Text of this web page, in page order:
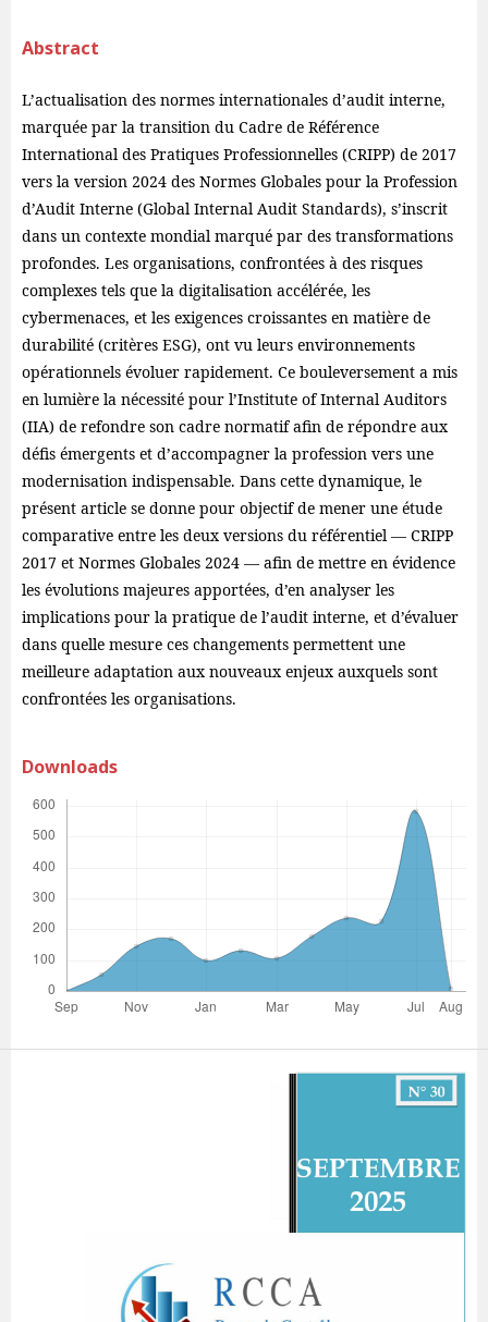
Abstract
L’actualisation des normes internationales d’audit interne,
marquée par la transition du Cadre de Référence
International des Pratiques Professionnelles (CRIPP) de 2017
vers la version 2024 des Normes Globales pour la Profession
d’Audit Interne (Global Internal Audit Standards), s’inscrit
dans un contexte mondial marqué par des transformations
profondes. Les organisations, confrontées à des risques
complexes tels que la digitalisation accélérée, les
cybermenaces, et les exigences croissantes en matière de
durabilité (critères ESG), ont vu leurs environnements
opérationnels évoluer rapidement. Ce bouleversement a mis
en lumière la nécessité pour l’Institute of Internal Auditors
(IIA) de refondre son cadre normatif afin de répondre aux
défis émergents et d’accompagner la profession vers une
modernisation indispensable. Dans cette dynamique, le
présent article se donne pour objectif de mener une étude
comparative entre les deux versions du référentiel — CRIPP
2017 et Normes Globales 2024 — afin de mettre en évidence
les évolutions majeures apportées, d’en analyser les
implications pour la pratique de l’audit interne, et d’évaluer
dans quelle mesure ces changements permettent une
meilleure adaptation aux nouveaux enjeux auxquels sont
confrontées les organisations.
Downloads